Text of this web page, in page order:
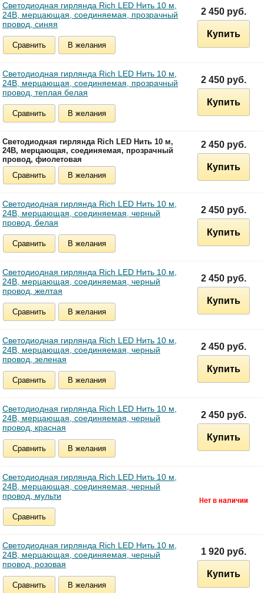
Светодиодная гирлянда Rich LED Нить 10 м,
24В, мерцающая, соединяемая, прозрачный
провод, синяя
Сравнить В желания
2 450 руб.
Купить
Светодиодная гирлянда Rich LED Нить 10 м,
24В, мерцающая, соединяемая, прозрачный
провод, теплая белая
Сравнить В желания
2 450 руб.
Купить
Светодиодная гирлянда Rich LED Нить 10 м,
24В, мерцающая, соединяемая, прозрачный
провод, фиолетовая
Сравнить
В желания
2 450 руб.
Купить
Светодиодная гирлянда Rich LED Нить 10 м,
24В, мерцающая, соединяемая, черный
провод, белая
Сравнить В желания
2 450 руб.
Купить
Светодиодная гирлянда Rich LED Нить 10 м,
24В, мерцающая, соединяемая, черный
провод, желтая
Сравнить В желания
2 450 руб.
Купить
Светодиодная гирлянда Rich LED Нить 10 м,
24В, мерцающая, соединяемая, черный
провод, зеленая
Сравнить В желания
2 450 руб.
Купить
Светодиодная гирлянда Rich LED Нить 10 м,
24В, мерцающая, соединяемая, черный
провод, красная
Сравнить В желания
2 450 руб.
Купить
Светодиодная гирлянда Rich LED Нить 10 м,
24В, мерцающая, соединяемая, черный
провод, мульти
Сравнить
Светодиодная гирлянда Rich LED Нить 10 м,
24В, мерцающая, соединяемая, черный
провод, розовая
Сравнить В желания
1 920 руб.
Купить